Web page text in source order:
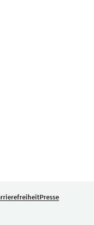
Presse